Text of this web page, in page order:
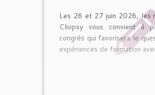
Les 26 et 27 juin 2026, les
Cliopsy vous convient à
congrès qui favorisera le
expériences de formation